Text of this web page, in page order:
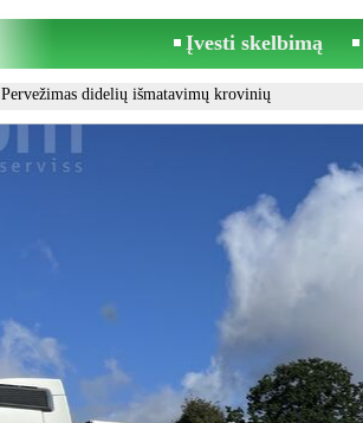
Įvesti skelbimą
Pervežimas didelių išmatavimų krovinių